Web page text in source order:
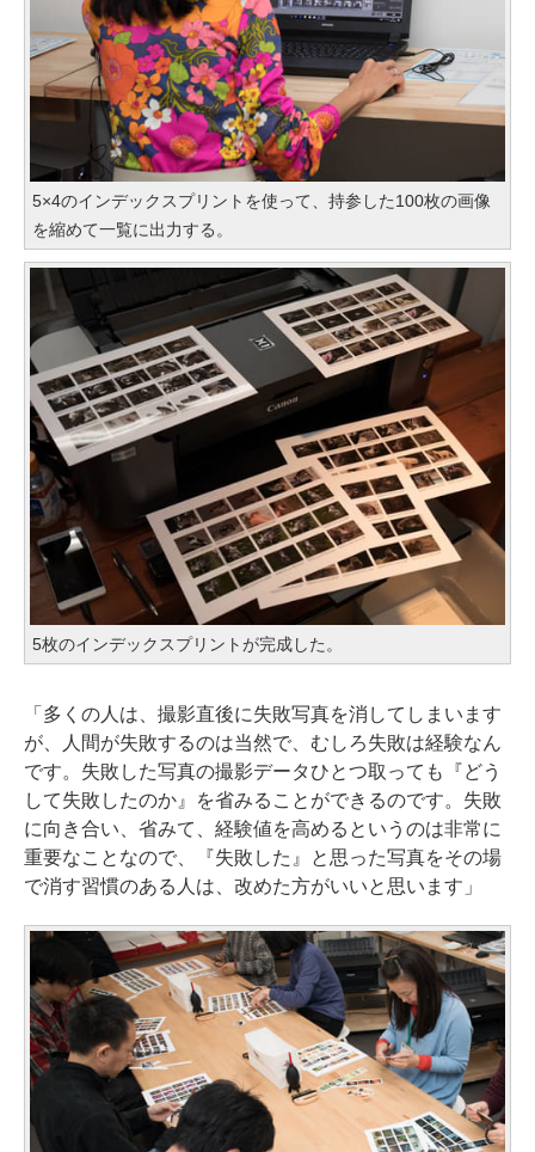
5×4のインデックスプリントを使って、持参した100枚の画像
を縮めて一覧に出力する。
5枚のインデックスプリントが完成した。
「多くの人は、撮影直後に失敗写真を消してしまいます
が、人間が失敗するのは当然で、むしろ失敗は経験なん
です。失敗した写真の撮影データひとつ取っても『どう
して失敗したのか』を省みることができるのです。失敗
に向き合い、省みて、経験値を高めるというのは非常に
重要なことなので、『失敗した』と思った写真をその場
で消す習慣のある人は、改めた方がいいと思います」